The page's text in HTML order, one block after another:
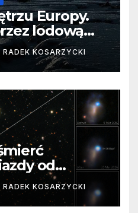
Europy.
lodową
RADEK KOSARZYCKI
od
Niezwykle
RADEK KOSARZYCKI